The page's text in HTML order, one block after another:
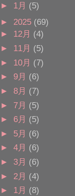
► 1月 (5)
► 2025 (69)
► 12月 (4)
► 11月 (5)
► 10月 (7)
► 9月 (6)
► 8月 (7)
► 7月 (5)
► 6月 (5)
► 5月 (6)
► 4月 (6)
► 3月 (6)
► 2月 (4)
► 1月 (8)